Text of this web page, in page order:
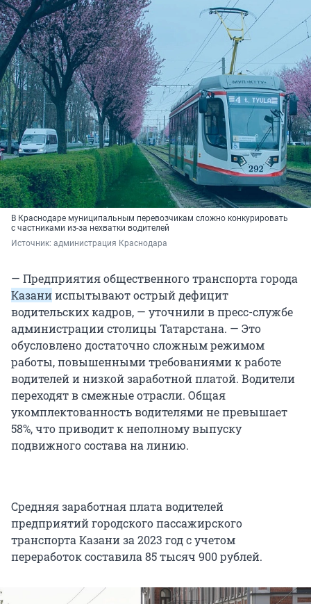
В Краснодаре муниципальным перевозчикам сложно конкурировать
с частниками из-за нехватки водителей
Источник: администрация Краснодара
— Предприятия общественного транспорта города
Казанииспытывают острый дефицит
водительских кадров, — уточнили в пресс-службе
администрации столицы Татарстана. — Это
обусловлено достаточно сложным режимом
работы, повышенными требованиями к работе
водителей и низкой заработной платой. Водители
переходят в смежные отрасли. Общая
укомплектованность водителями не превышает
58%, что приводит к неполному выпуску
подвижного состава на линию.
Средняя заработная плата водителей
предприятий городского пассажирского
транспорта Казани за 2023 год с учетом
переработок составила 85 тысяч 900 рублей.